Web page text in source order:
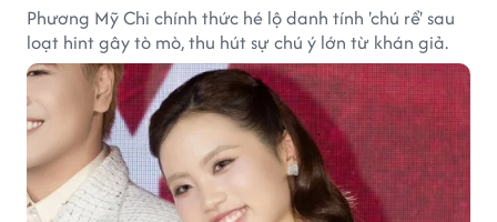
Phương Mỹ Chi chính thức hé lộ danh tính 'chú rể' sau
loạt hint gây tò mò, thu hút sự chú ý lớn từ khán giả.